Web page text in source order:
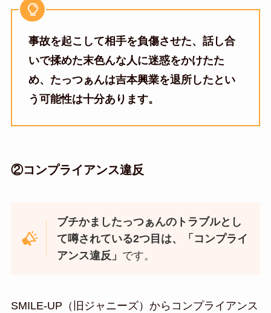
事故を起こして相手を負傷させた、話し合
いで揉めた末色んな人に迷惑をかけたた
め、たっつぁんは吉本興業を退所したとい
う可能性は十分あります。
②コンプライアンス違反
ブチかましたっつぁんのトラブルとし
て噂されている2つ目は、「コンプライ
アンス違反」 です。
SMILE-UP（旧ジャニーズ）からコンプライアンス